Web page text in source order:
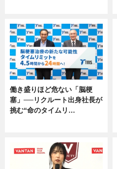
働き盛りほど危ない「脳梗
塞」──リクルート出身社長が
挑む“命のタイムリ…